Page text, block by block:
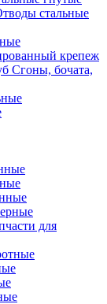
стальные
крепеж
Сгоны, бочата,
для